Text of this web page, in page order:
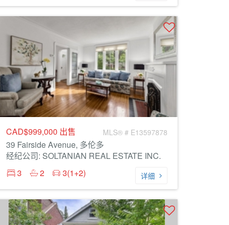
CAD$999,000 出售 MLS® # E13597878
39 Fairside Avenue, 多伦多
经纪公司: SOLTANIAN REAL ESTATE INC.
3
2 3(1+2) 详细